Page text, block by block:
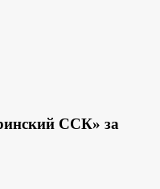
ССК» за